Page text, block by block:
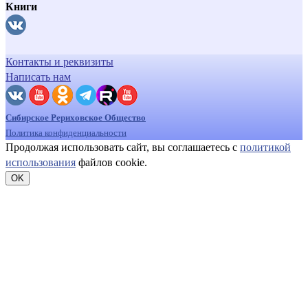
Книги
Контакты и реквизиты
Написать нам
Сибирское Рериховское Общество
Политика конфиденциальности
Продолжая использовать сайт, вы соглашаетесь с политикой
использования файлов cookie.
OK